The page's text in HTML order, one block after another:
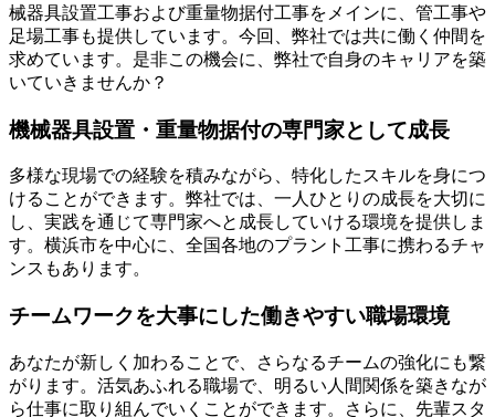
械器具設置工事および重量物据付工事をメインに、管工事や
足場工事も提供しています。今回、弊社では共に働く仲間を
求めています。是非この機会に、弊社で自身のキャリアを築
いていきませんか？
機械器具設置・重量物据付の専門家として成長
多様な現場での経験を積みながら、特化したスキルを身につ
けることができます。弊社では、一人ひとりの成長を大切に
し、実践を通じて専門家へと成長していける環境を提供しま
す。横浜市を中心に、全国各地のプラント工事に携わるチャ
ンスもあります。
チームワークを大事にした働きやすい職場環境
あなたが新しく加わることで、さらなるチームの強化にも繋
がります。活気あふれる職場で、明るい人間関係を築きなが
ら仕事に取り組んでいくことができます。さらに、先輩スタ